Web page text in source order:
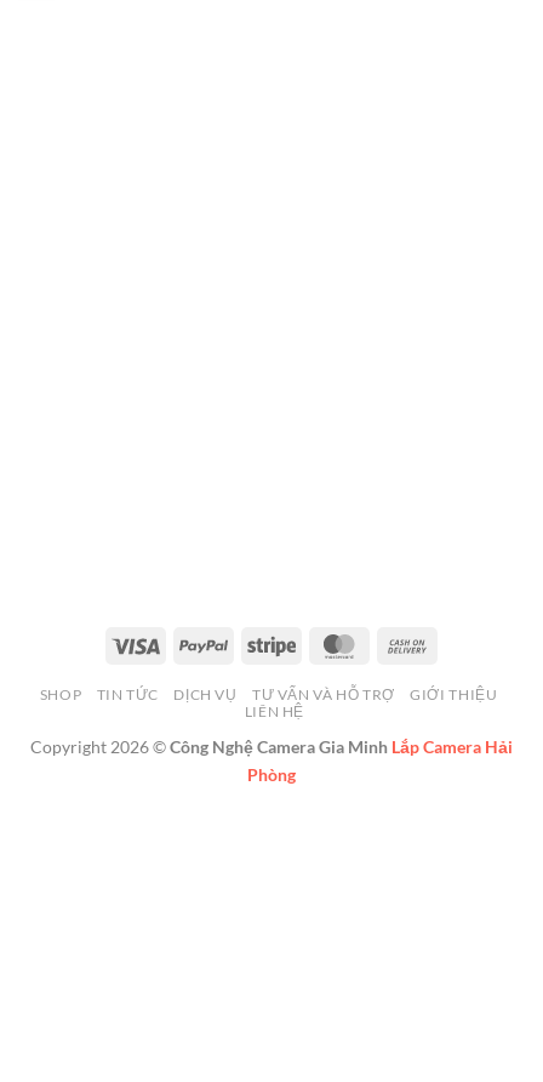
Visa PayPal Stripe MasterCard
Delivery
SHOP TIN TỨC DỊCH VỤ TƯ VẤN VÀ HỖ TRỢ
GIỚI THIỆU
LIÊN HỆ
Copyright 2026 ©Công Nghệ Camera Gia Minh Lắp Camera Hải
Phòng